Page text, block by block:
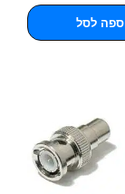
לסל